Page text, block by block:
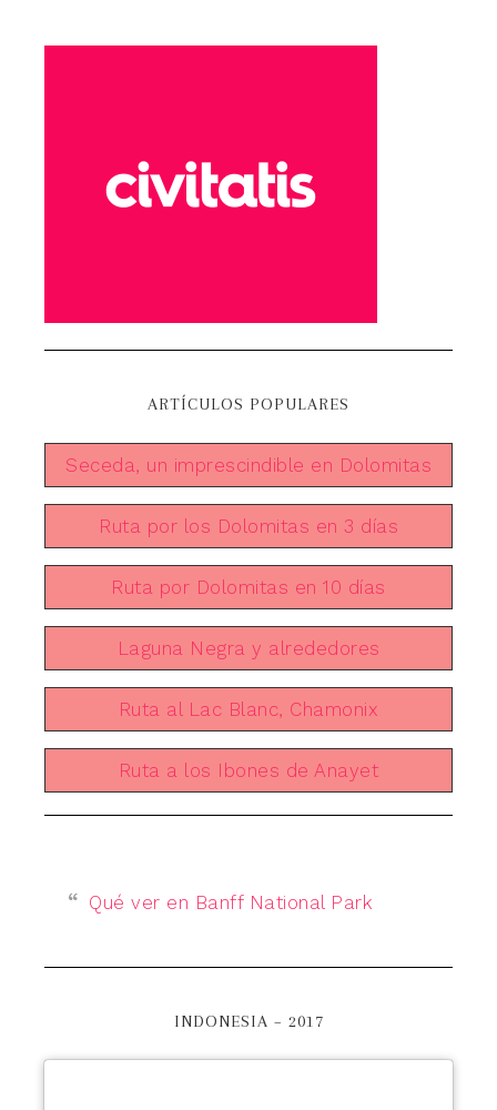
ARTÍCULOS POPULARES
Seceda, un imprescindible en Dolomitas
Ruta por los Dolomitas en 3 días
Ruta por Dolomitas en 10 días
Laguna Negra y alrededores
Ruta al Lac Blanc, Chamonix
Ruta a los Ibones de Anayet
Qué ver en Banff National Park
INDONESIA – 2017